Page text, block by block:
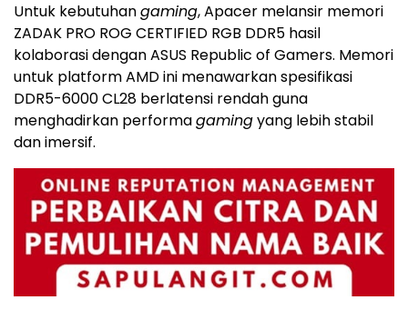
Untuk kebutuhangaming, Apacer melansir memori
ZADAK PRO ROG CERTIFIED RGB DDR5 hasil
kolaborasi dengan ASUS Republic of Gamers. Memori
untuk platform AMD ini menawarkan spesifikasi
DDR5-6000 CL28 berlatensi rendah guna
menghadirkan performagamingyang lebih stabil
dan imersif.